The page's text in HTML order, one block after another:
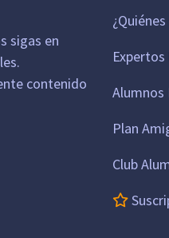
sigas en
contenido
Alumnos
Plan
Club